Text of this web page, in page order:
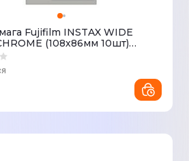
Fujifilm INSTAX WIDE
(108х86мм 10шт)